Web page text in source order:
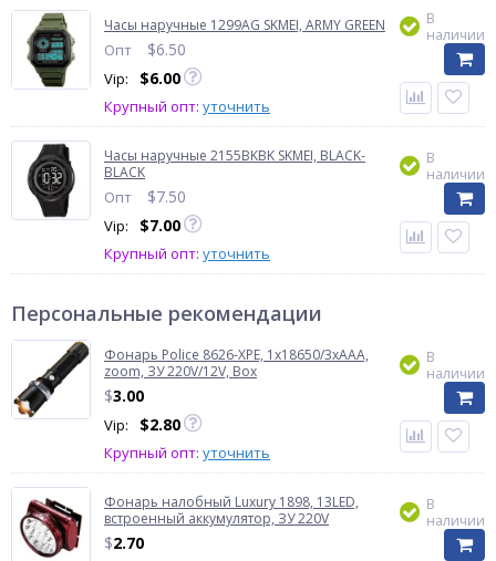
Часы наручные 1299AG SKMEI, ARMY GREEN
Опт $6.50
Vip: $6.00
Крупный опт: уточнить
В
наличии
Часы наручные 2155BKBK SKMEI, BLACK-
BLACK
Опт $7.50
Vip: $7.00
Крупный опт: уточнить
В
наличии
Персональные рекомендации
Фонарь Police 8626-XPE, 1х18650/3xAAA,
zoom, ЗУ 220V/12V, Box
$3.00
Vip: $2.80
Крупный опт: уточнить
В
наличии
Фонарь налобный Luxury 1898, 13LED,
встроенный аккумулятор, ЗУ 220V
$2.70
В
наличии